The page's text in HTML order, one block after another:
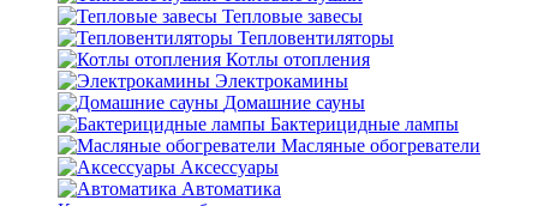
Тепловые завесы
Тепловентиляторы
Котлы отопления
Электрокамины
Домашние сауны
Бактерицидные лампы
Масляные обогреватели
Аксессуары
Автоматика